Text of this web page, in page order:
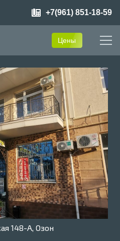
+7(961) 851-18-59
Цены
148-А, Озон